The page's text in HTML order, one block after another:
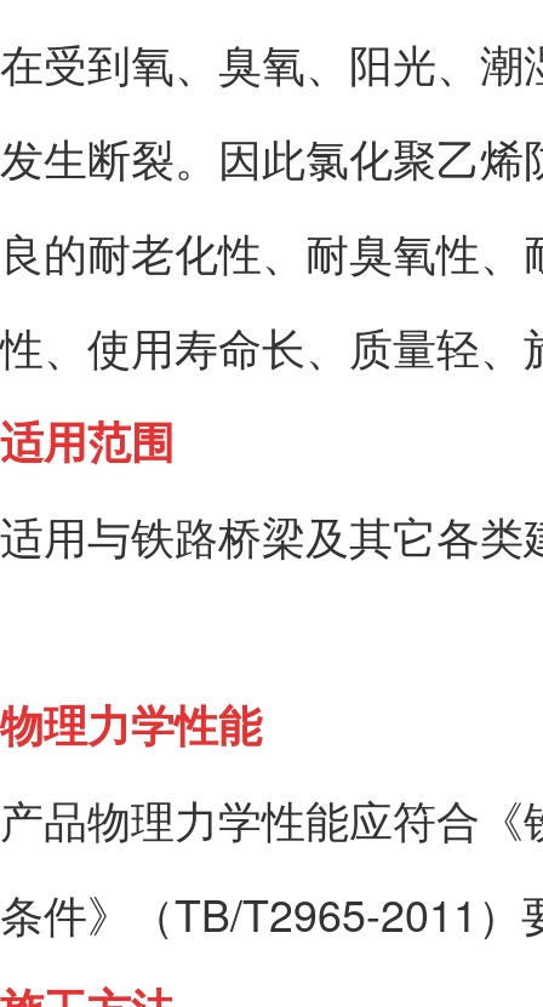
在受到氧、臭氧、阳光、
发生断裂。因此氯化聚乙烯
良的耐老化性、耐臭氧性
性、使用寿命长、质量轻
适用范围
适用与铁路桥梁及其它各
物理力学性能
产品物理力学性能应符合
条件》（TB/T2965-2011）